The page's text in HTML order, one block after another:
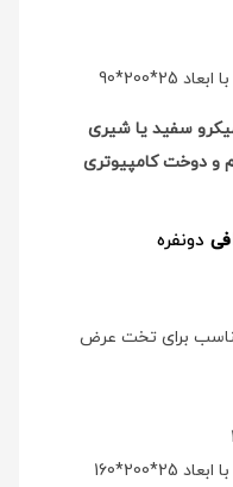
سفید یا شیری
و لحاف با الیاف 300 گرم و دوخت کامپیوتری
دو‌نفره
لحاف با ابعاد 220*230 (مناسب برای تخت عرض